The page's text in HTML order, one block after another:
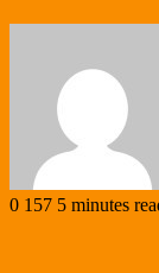
0 157 5 minutes